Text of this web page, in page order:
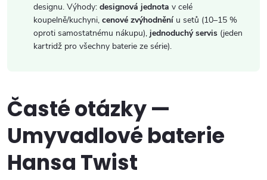
designu. Výhody: designová jednota v celé
koupelně/kuchyni, cenové zvýhodnění u setů (10–15 %
oproti samostatnému nákupu), jednoduchý servis (jeden
kartridž pro všechny baterie ze série).
Časté otázky —
Umyvadlové baterie
Hansa Twist